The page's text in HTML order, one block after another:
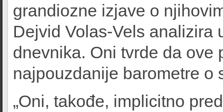
grandiozne izjave o
Dejvid Volas-Vels analizira
dnevnika. Oni tvrde da ove
najpouzdanije barometre o
„Oni, takođe, implicitno